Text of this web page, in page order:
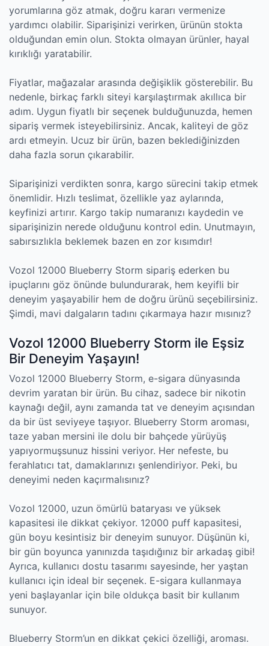
yorumlarına göz atmak, doğru kararı vermenize
yardımcı olabilir. Siparişinizi verirken, ürünün stokta
olduğundan emin olun. Stokta olmayan ürünler, hayal
kırıklığı yaratabilir.
Fiyatlar, mağazalar arasında değişiklik gösterebilir. Bu
nedenle, birkaç farklı siteyi karşılaştırmak akıllıca bir
adım. Uygun fiyatlı bir seçenek bulduğunuzda, hemen
sipariş vermek isteyebilirsiniz. Ancak, kaliteyi de göz
ardı etmeyin. Ucuz bir ürün, bazen beklediğinizden
daha fazla sorun çıkarabilir.
Siparişinizi verdikten sonra, kargo sürecini takip etmek
önemlidir. Hızlı teslimat, özellikle yaz aylarında,
keyfinizi artırır. Kargo takip numaranızı kaydedin ve
siparişinizin nerede olduğunu kontrol edin. Unutmayın,
sabırsızlıkla beklemek bazen en zor kısımdır!
Vozol 12000 Blueberry Storm sipariş ederken bu
ipuçlarını göz önünde bulundurarak, hem keyifli bir
deneyim yaşayabilir hem de doğru ürünü seçebilirsiniz.
Şimdi, mavi dalgaların tadını çıkarmaya hazır mısınız?
Vozol 12000 Blueberry Storm ile Eşsiz
Bir Deneyim Yaşayın!
Vozol 12000 Blueberry Storm, e-sigara dünyasında
devrim yaratan bir ürün. Bu cihaz, sadece bir nikotin
kaynağı değil, aynı zamanda tat ve deneyim açısından
da bir üst seviyeye taşıyor. Blueberry Storm aroması,
taze yaban mersini ile dolu bir bahçede yürüyüş
yapıyormuşsunuz hissini veriyor. Her nefeste, bu
ferahlatıcı tat, damaklarınızı şenlendiriyor. Peki, bu
deneyimi neden kaçırmalısınız?
Vozol 12000, uzun ömürlü bataryası ve yüksek
kapasitesi ile dikkat çekiyor. 12000 puff kapasitesi,
gün boyu kesintisiz bir deneyim sunuyor. Düşünün ki,
bir gün boyunca yanınızda taşıdığınız bir arkadaş gibi!
Ayrıca, kullanıcı dostu tasarımı sayesinde, her yaştan
kullanıcı için ideal bir seçenek. E-sigara kullanmaya
yeni başlayanlar için bile oldukça basit bir kullanım
sunuyor.
Blueberry Storm’un en dikkat çekici özelliği, aroması.